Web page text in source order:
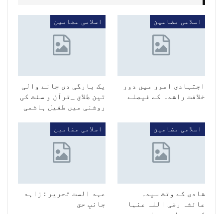
اسلامی مضامین
اجتہادی امور میں دور
خلافت راشدہ کے فیصلے
اسلامی مضامین
یک بارگی دی جانے والی
تین طلاق _قرآن و سنت کی
روشنی میں طفیل ہاشمی
اسلامی مضامین
شادی کے وقت سیدہ
عائشہ رضی اللہ عنہا
اسلامی مضامین
عہد الست تحریر : زاہد
جانبِ حق